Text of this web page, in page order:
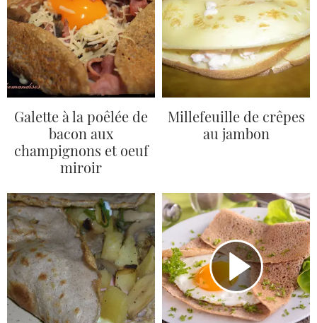
Galette à la poêlée de
bacon aux
champignons et oeuf
miroir
Millefeuille de crêpes
au jambon